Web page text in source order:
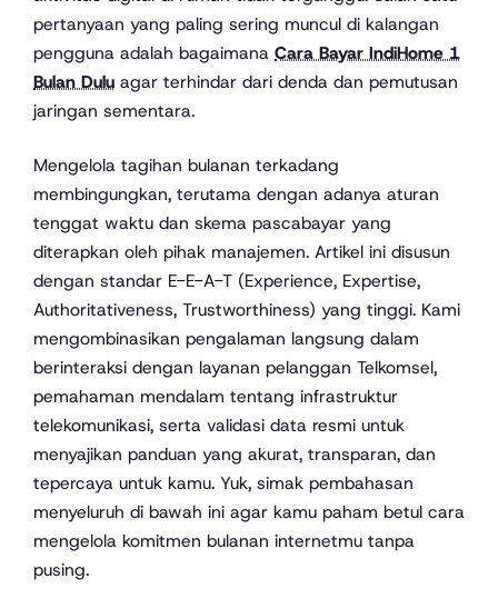
pertanyaan yang paling sering muncul di kalangan
pengguna adalah bagaimana Cara Bayar IndiHome 1
Bulan Dulu agar terhindar dari denda dan pemutusan
jaringan sementara.
Mengelola tagihan bulanan terkadang
membingungkan, terutama dengan adanya aturan
tenggat waktu dan skema pascabayar yang
diterapkan oleh pihak manajemen. Artikel ini disusun
dengan standar E-E-A-T (Experience, Expertise,
Authoritativeness, Trustworthiness) yang tinggi. Kami
mengombinasikan pengalaman langsung dalam
berinteraksi dengan layanan pelanggan Telkomsel,
pemahaman mendalam tentang infrastruktur
telekomunikasi, serta validasi data resmi untuk
menyajikan panduan yang akurat, transparan, dan
tepercaya untuk kamu. Yuk, simak pembahasan
menyeluruh di bawah ini agar kamu paham betul cara
mengelola komitmen bulanan internetmu tanpa
pusing.